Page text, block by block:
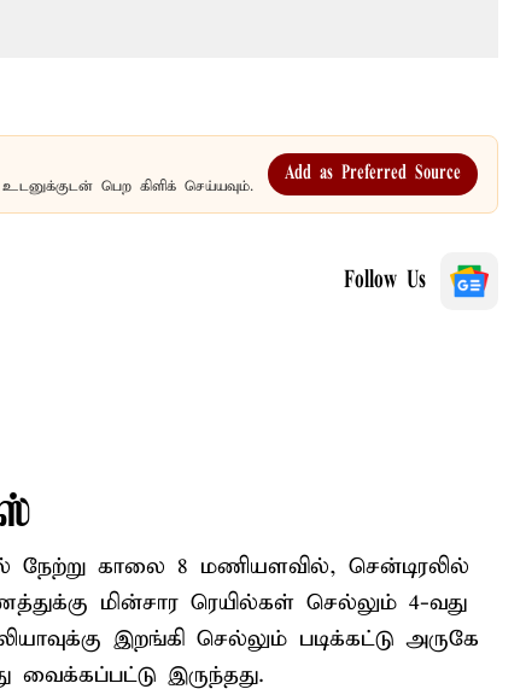
பெற கிளிக் செய்யவும்.
Add as Preferred Source
Follow Us
நேற்று காலை 8 மணியளவில், சென்டிரலில்
மின்சார ரெயில்கள் செல்லும் 4-வது
இறங்கி செல்லும் படிக்கட்டு அருகே
வைக்கப்பட்டு இருந்தது.